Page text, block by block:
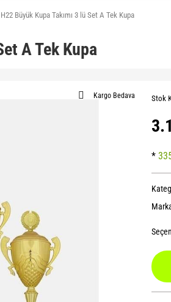
H22 Büyük Kupa Takımı 3 lü Set A Tek Kupa
A Tek Kupa
Kargo Bedava Stok
*